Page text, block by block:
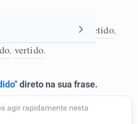
derretido,
, vertido.